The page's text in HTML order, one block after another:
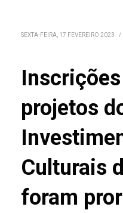
SEXTA-FEIRA, 17 FEVEREIRO 2023 /
projetos
Culturais
foram